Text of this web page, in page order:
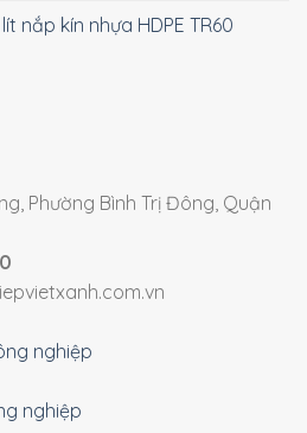
nắp kín nhựa HDPE TR60
Phường Bình Trị Đông, Quận
nghiệp
nghiệp